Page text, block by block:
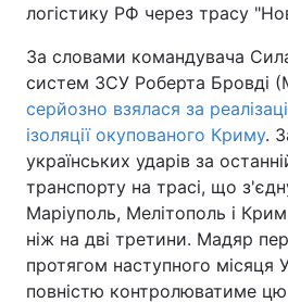
логістику РФ через трасу
За словами командувача
систем ЗСУ Роберта Бровді
серйозно взялася за
ізоляції окупованого Криму.
українських ударів за
транспорту на трасі, що
Маріуполь, Мелітополь і
ніж на дві третини. Мадяр
протягом наступного місяця
повністю контролюватиме